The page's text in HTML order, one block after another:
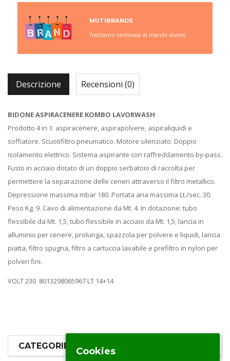
CATEGORIE PRODOTTI
MUTIBRANDS
Trattiamo centinaia di marchi diversi.
Descrizione Recensioni (0)
BIDONE ASPIRACENERE KOMBO LAVORWASH
Prodotto 4 in 1: aspiracenere, aspirapolvere, aspiraliquidi e
soffiatore. Scuotifiltro pneumatico. Motore silenziato. Doppio
isolamento elettrico. Sistema aspirante con raffreddamento by-pass.
Fusto in acciaio dotato di un doppio serbatoio di raccolta per
permettere la separazione delle ceneri attraverso il filtro metallico.
Depressione massima mbar 180. Portata aria massima Lt./sec. 30.
Peso Kg. 9. Cavo di alimentazione da Mt. 4. In dotazione: tubo
flessibile da Mt. 1,5, tubo flessibile in acciaio da Mt. 1,5, lancia in
alluminio per cenere, prolunga, spazzola per polvere e liquidi, lancia
piatta, filtro spugna, filtro a cartuccia lavabile e prefiltro in nylon per
polveri fini.
VOLT 230 8013298065967 LT 14+14
Cookies